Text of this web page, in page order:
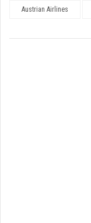
Austrian Airlines